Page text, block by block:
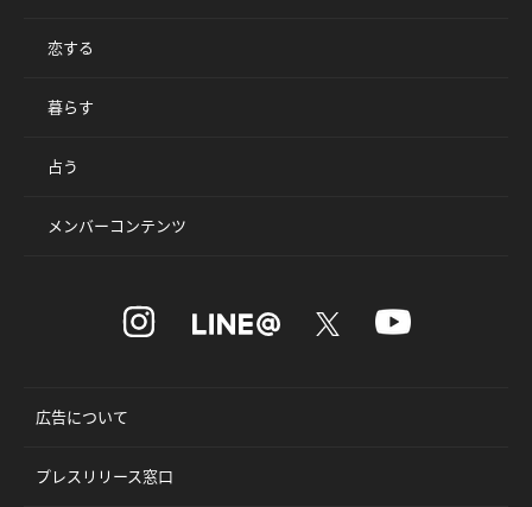
恋する
暮らす
占う
メンバーコンテンツ
広告について
プレスリリース窓口